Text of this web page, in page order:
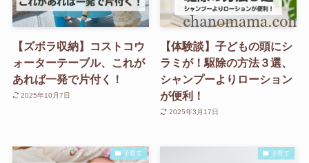
【ズボラ収納】コストコウ
ォーターテーブル、これが
あれば一発で片付く！
2025年10月7日
【体験談】子どもの頭にシ
ラミが！駆除の方法３選、
シャンプーよりローション
が便利！
2025年3月17日
子育て 子育て